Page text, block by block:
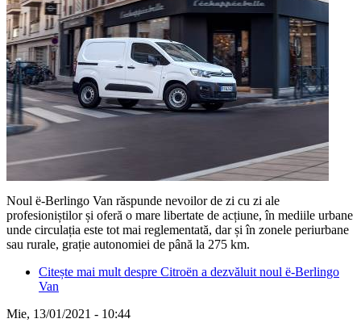
Noul ë-Berlingo Van răspunde nevoilor de zi cu zi ale
profesioniștilor și oferă o mare libertate de acțiune, în mediile urbane
unde circulația este tot mai reglementată, dar și în zonele periurbane
sau rurale, grație autonomiei de până la 275 km.
Citește mai mult despre Citroën a dezvăluit noul ë-Berlingo
Van
Mie, 13/01/2021 - 10:44